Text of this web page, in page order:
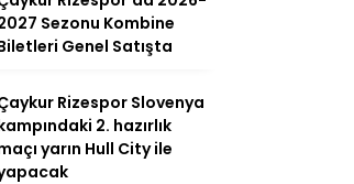
Sezonu Kombine
Genel Satışta
Rizespor Slovenya
2. hazırlık
yarın Hull City ile